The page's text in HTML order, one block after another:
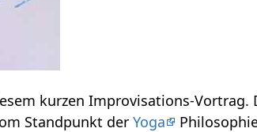
zum Thema Weltreligionen‏‎ in diesem kurzen Improvisations-
Wort bzw. den Ausdruck Weltreligion‏‎ vom Standpunkt derYoga